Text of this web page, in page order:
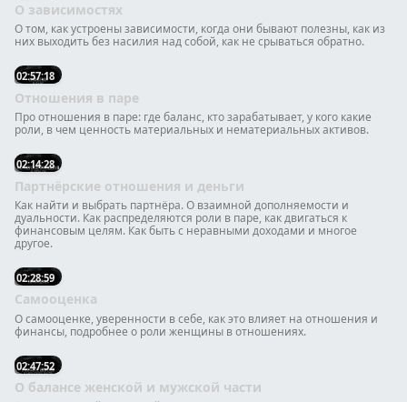
О зависимостях
О том, как устроены зависимости, когда они бывают полезны, как из
них выходить без насилия над собой, как не срываться обратно.
02:57:18
Отношения в паре
Про отношения в паре: где баланс, кто зарабатывает, у кого какие
роли, в чем ценность материальных и нематериальных активов.
02:14:28
Партнёрские отношения и деньги
Как найти и выбрать партнёра. О взаимной дополняемости и
дуальности. Как распределяются роли в паре, как двигаться к
финансовым целям. Как быть с неравными доходами и многое
другое.
02:28:59
Самооценка
О самооценке, уверенности в себе, как это влияет на отношения и
финансы, подробнее о роли женщины в отношениях.
02:47:52
О балансе женской и мужской части